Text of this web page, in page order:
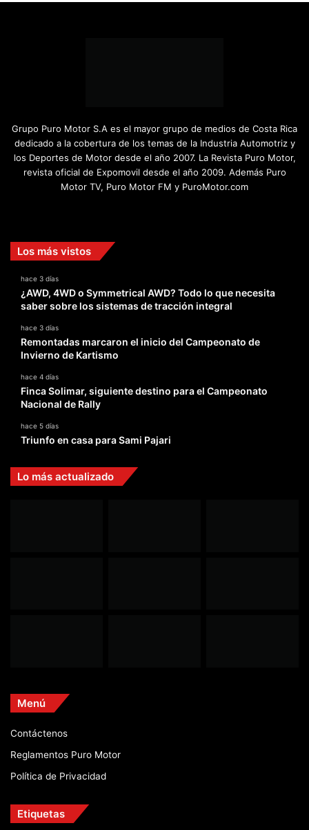
Grupo Puro Motor S.A es el mayor grupo de medios de Costa Rica
dedicado a la cobertura de los temas de la Industria Automotriz y
los Deportes de Motor desde el año 2007. La Revista Puro Motor,
revista oficial de Expomovil desde el año 2009. Además Puro
Motor TV, Puro Motor FM y PuroMotor.com
Los más vistos
hace 3 días
¿AWD, 4WD o Symmetrical AWD? Todo lo que necesita
saber sobre los sistemas de tracción integral
hace 3 días
Remontadas marcaron el inicio del Campeonato de
Invierno de Kartismo
hace 4 días
Finca Solimar, siguiente destino para el Campeonato
Nacional de Rally
hace 5 días
Triunfo en casa para Sami Pajari
Lo más actualizado
Menú
Contáctenos
Reglamentos Puro Motor
Política de Privacidad
Etiquetas